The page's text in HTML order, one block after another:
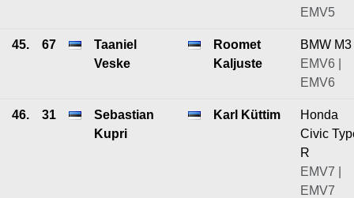
EMV5
45. 67
Taaniel
Veske
Roomet
Kaljuste
BMW M3
EMV6 |
EMV6
46. 31
Sebastian
Kupri
Karl Küttim
Honda
Civic
R
EMV7 |
EMV7